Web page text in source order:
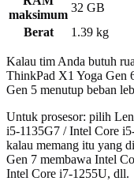
maksimum
32 GB
Berat
1.39 kg
Kalau tim Anda butuh
ThinkPad X1 Yoga Gen
Gen 5 menutup beban
Untuk prosesor: pilih
i5-1135G7 / Intel Core
kalau memang itu yang
Gen 7 membawa Intel
Intel Core i7-1255U, dll.